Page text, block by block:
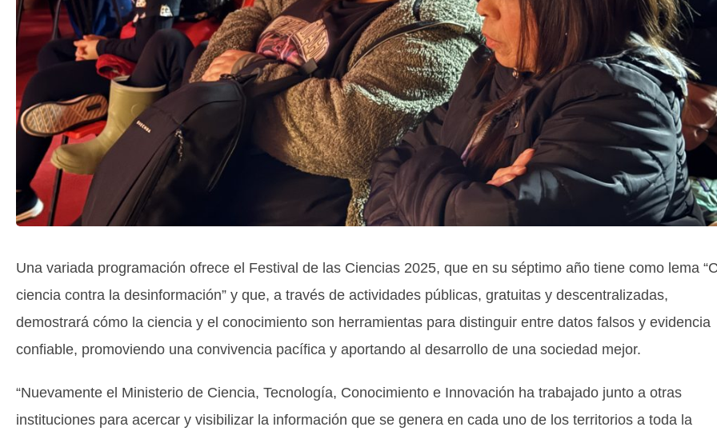
Una variada programación ofrece el Festival de las Ciencias 2025, que en su séptimo año tiene como lema
ciencia contra la desinformación” y que, a través de actividades públicas, gratuitas y descentralizadas,
demostrará cómo la ciencia y el conocimiento son herramientas para distinguir entre datos falsos y evidencia
confiable, promoviendo una convivencia pacífica y aportando al desarrollo de una sociedad mejor.
“Nuevamente el Ministerio de Ciencia, Tecnología, Conocimiento e Innovación ha trabajado junto a otras
instituciones para acercar y visibilizar la información que se genera en cada uno de los territorios a toda la